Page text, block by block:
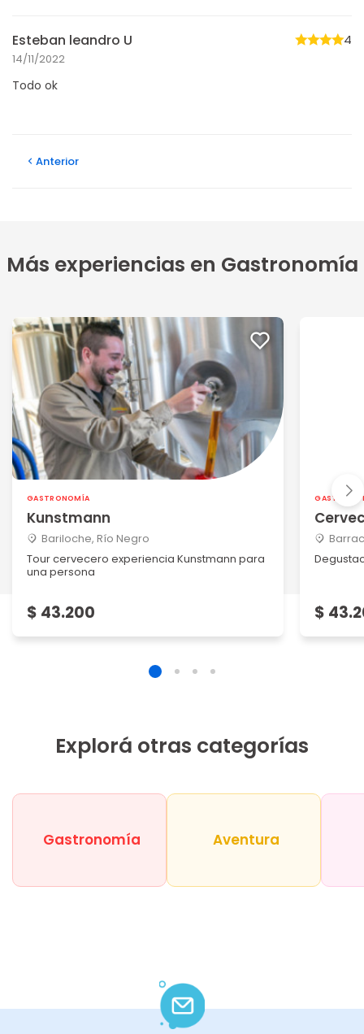
Esteban leandro U
14/11/2022
4
Todo ok
Anterior
Más experiencias en Gastronomía
GASTRONOMÍA
Kunstmann
Bariloche, Río Negro
Tour cervecero experiencia Kunstmann para
una persona
$ 43.200 $
Explorá otras categorías
Gastronomía Aventura